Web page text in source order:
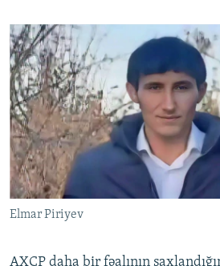
Elmar Piriyev
AXCP daha bir fəalının